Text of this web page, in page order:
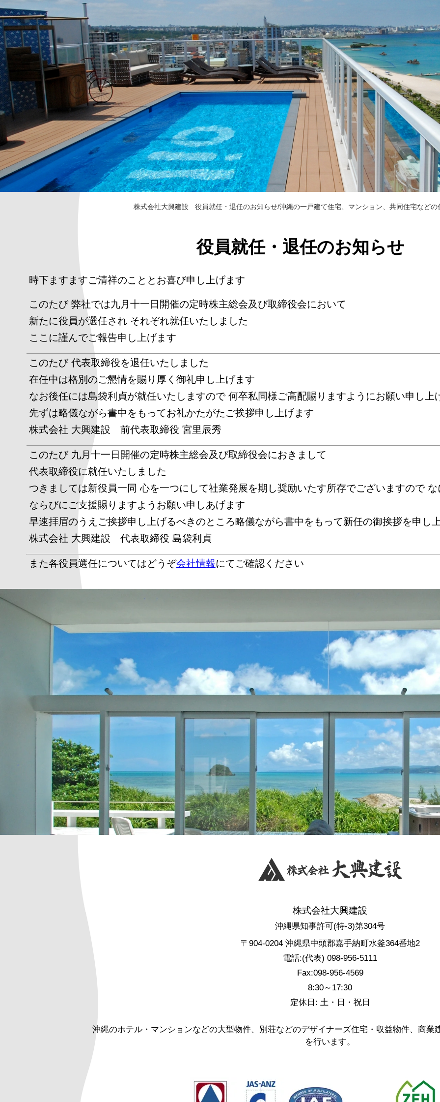
株式会社大興建設 役員就任・退任のお知らせ/沖縄の一戸建て住宅、マンション、共同住宅など
役員就任・退任のお知らせ
時下ますますご清祥のこととお喜び申し上げます
このたび 弊社では九月十一日開催の定時株主総会及び取締役会において
新たに役員が選任され それぞれ就任いたしました
ここに謹んでご報告申し上げます
このたび 代表取締役を退任いたしました
在任中は格別のご懇情を賜り厚く御礼申し上げます
なお後任には島袋利貞が就任いたしますので 何卒私同様ご高配賜りますようにお願い申し上
先ずは略儀ながら書中をもってお礼かたがたご挨拶申し上げます
株式会社 大興建設 前代表取締役 宮里辰秀
このたび 九月十一日開催の定時株主総会及び取締役会におきまして
代表取締役に就任いたしました
つきましては新役員一同 心を一つにして社業発展を期し奨励いたす所存でございますので
ならびにご支援賜りますようお願い申しあげます
早速拝眉のうえご挨拶申し上げるべきのところ略儀ながら書中をもって新任の御挨拶を申し
株式会社 大興建設 代表取締役 島袋利貞
また各役員選任についてはどうぞ会社情報にてご確認ください
株式会社大興建設
沖縄県知事許可(特-3)第304号
〒904-0204 沖縄県中頭郡嘉手納町水釜364番地2
電話:(代表) 098-956-5111
Fax:098-956-4569
8:30～17:30
定休日: 土・日・祝日
沖縄のホテル・マンションなどの大型物件、別荘などのデザイナーズ住宅・収益物件、商業
を行います。